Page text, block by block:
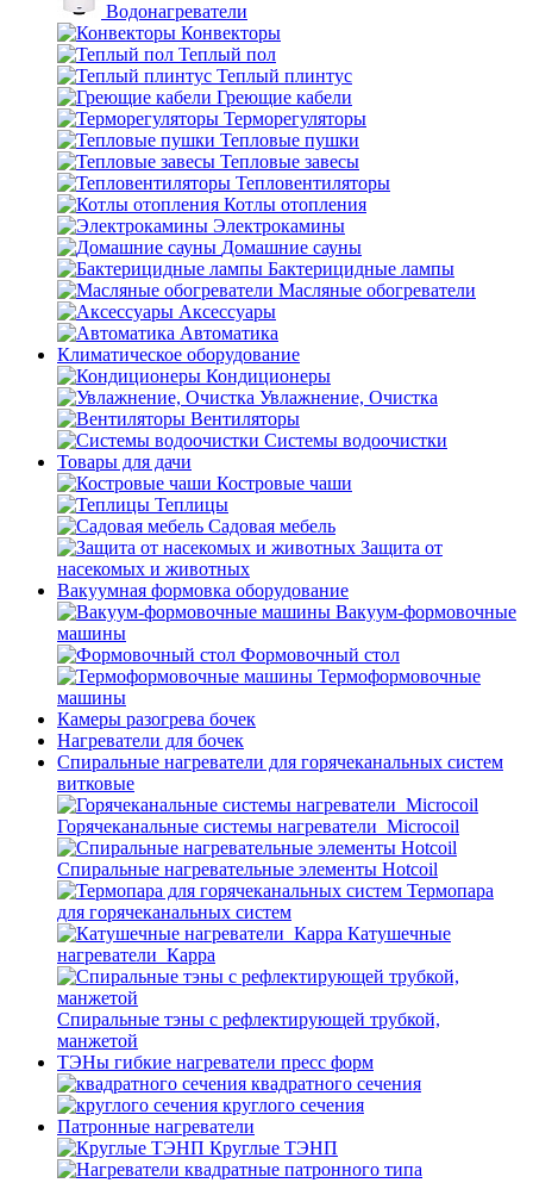
Водонагреватели
Конвекторы
Теплый пол
Теплый плинтус
Греющие кабели
Терморегуляторы
Тепловые пушки
Тепловые завесы
Тепловентиляторы
Котлы отопления
Электрокамины
Домашние сауны
Бактерицидные лампы
Масляные обогреватели
Аксессуары
Автоматика
Климатическое оборудование
Кондиционеры
Увлажнение, Очистка
Вентиляторы
Системы водоочистки
Товары для дачи
Костровые чаши
Теплицы
Садовая мебель
Защита от
насекомых и животных
Вакуумная формовка оборудование
Вакуум-формовочные
машины
Формовочный стол
Термоформовочные
машины
Камеры разогрева бочек
Нагреватели для бочек
Спиральные нагреватели для горячеканальных систем
витковые
Горячеканальные системы нагреватели_Microcoil
Спиральные нагревательные элементы Hotcoil
Термопара
для горячеканальных систем
Катушечные
нагреватели_Карра
Спиральные тэны с рефлектирующей трубкой,
манжетой
ТЭНы гибкие нагреватели пресс форм
квадратного сечения
круглого сечения
Патронные нагреватели
Круглые ТЭНП